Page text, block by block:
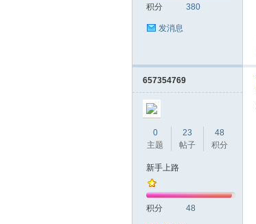
坛
积分 380
发消息
657354769
0
主题
23
帖子
48
积分
新手上路
积分 48